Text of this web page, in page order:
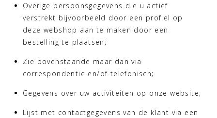
Overige persoonsgegevens die u actief
verstrekt bijvoorbeeld door een profiel op
deze webshop aan te maken door een
bestelling te plaatsen;
Zie bovenstaande maar dan via
correspondentie en/of telefonisch;
Gegevens over uw activiteiten op onze website;
Lijst met contactgegevens van de klant via een